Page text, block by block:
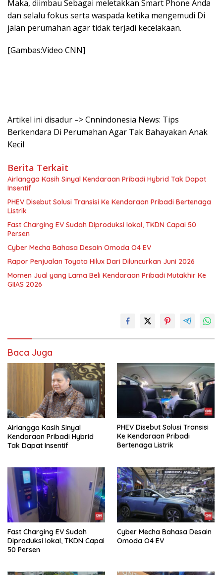
Maka, diimbau Sebagai meletakkan Smart Phone Anda
dan selalu fokus serta waspada ketika mengemudi Di
jalan perumahan agar tidak terjadi kecelakaan.
[Gambas:Video CNN]
Artikel ini disadur –> Cnnindonesia News: Tips
Berkendara Di Perumahan Agar Tak Bahayakan Anak
Kecil
Berita Terkait
Airlangga Kasih Sinyal Kendaraan Pribadi Hybrid Tak Dapat
Insentif
PHEV Disebut Solusi Transisi Ke Kendaraan Pribadi Bertenaga
Listrik
Fast Charging EV Sudah Diproduksi lokal, TKDN Capai 50
Persen
Cyber Mecha Bahasa Desain Omoda O4 EV
Rapor Penjualan Toyota Hilux Dari Diluncurkan Juni 2026
Momen Jual yang Lama Beli Kendaraan Pribadi Mutakhir Ke
GIIAS 2026
Baca Juga
Airlangga Kasih Sinyal
Kendaraan Pribadi Hybrid
Tak Dapat Insentif
PHEV Disebut Solusi Transisi
Ke Kendaraan Pribadi
Bertenaga Listrik
Fast Charging EV Sudah
Diproduksi lokal, TKDN Capai
50 Persen
Cyber Mecha Bahasa Desain
Omoda O4 EV